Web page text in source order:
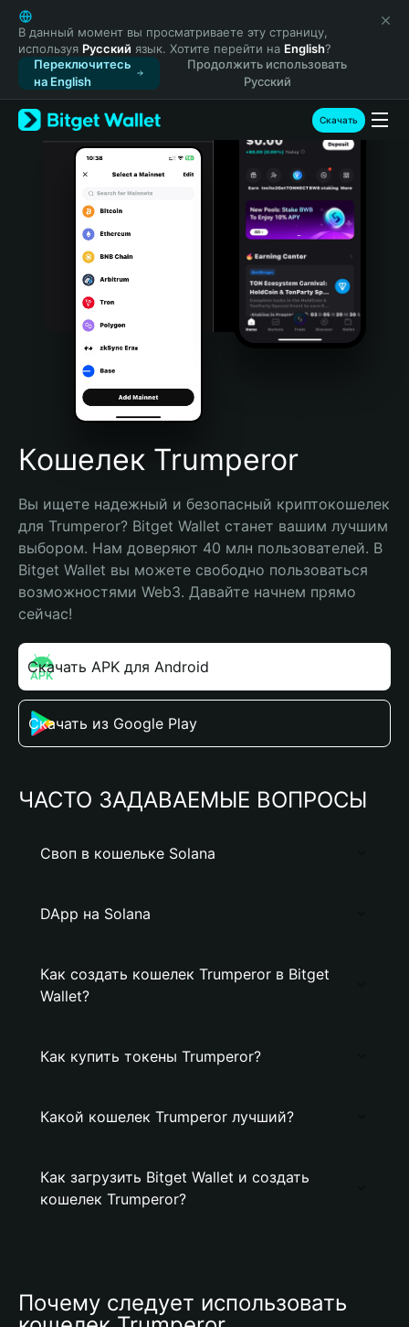
English
日本語
Tiếng Việt
Русский
Español (Latinoamérica)
Türkçe
Italiano
Português (Portugal)
Bahasa Indonesia
Português (Brasil)
Español (Argentina)
В данный момент вы просматриваете эту страницу,
используя Русский язык. Хотите перейти на English?
Переключитесь
на English
Продолжить использовать
Русский
Скачать
Кошелек Trumperor
Вы ищете надежный и безопасный криптокошелек
для Trumperor? Bitget Wallet станет вашим лучшим
выбором. Нам доверяют 40 млн пользователей. В
Bitget Wallet вы можете свободно пользоваться
возможностями Web3. Давайте начнем прямо
сейчас!
Скачать APK для Android
Скачать из Google Play
ЧАСТО ЗАДАВАЕМЫЕ ВОПРОСЫ
Своп в кошельке Solana
DApp на Solana
Как создать кошелек Trumperor в Bitget
Wallet?
Как купить токены Trumperor?
Какой кошелек Trumperor лучший?
Как загрузить Bitget Wallet и создать
кошелек Trumperor?
Почему следует использовать